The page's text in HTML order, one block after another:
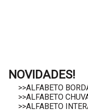
NOVIDADES!
>>ALFABETO
>>ALFABETO
>>ALFABETO